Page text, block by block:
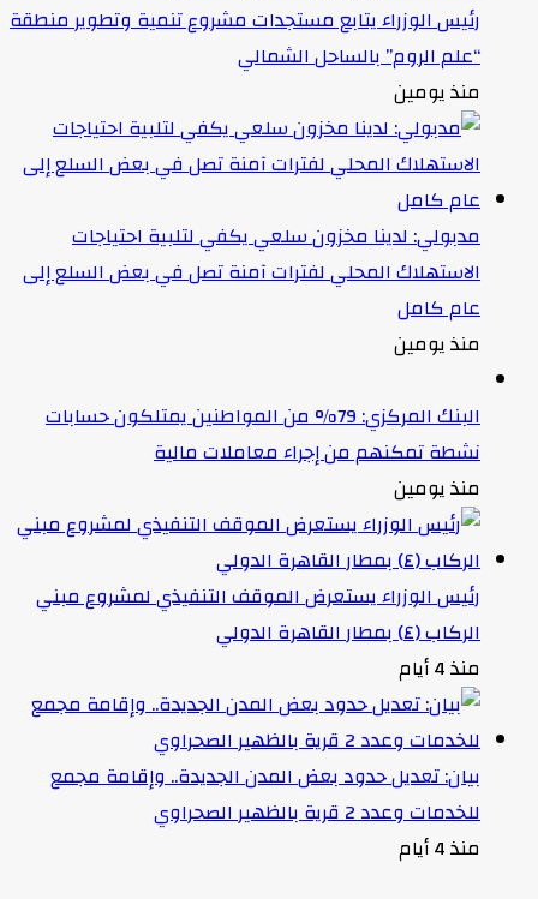
رئيس الوزراء يتابع مستجدات مشروع تنمية وتطوير منطقة
“علم الروم” بالساحل الشمالي
منذ يومين
مدبولي: لدينا مخزون سلعي يكفي لتلبية احتياجات
الاستهلاك المحلي لفترات آمنة تصل في بعض السلع إلى
عام كامل
منذ يومين
البنك المركزي: 79% من المواطنين يمتلكون حسابات
نشطة تمكنهم من إجراء معاملات مالية
منذ يومين
رئيس الوزراء يستعرض الموقف التنفيذي لمشروع مبني
الركاب (٤) بمطار القاهرة الدولي
منذ 4 أيام
بيان: تعديل حدود بعض المدن الجديدة.. وإقامة مجمع
للخدمات وعدد 2 قرية بالظهير الصحراوي
منذ 4 أيام